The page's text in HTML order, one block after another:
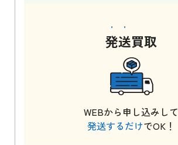
発送買取
WEBから申し込みして
発送するだけでOK！